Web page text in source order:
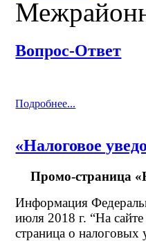
Вопрос-Ответ
Подробнее...
«Налоговое
Промо-страница
Информация
июля 2018 г. “На
страница о налоговых